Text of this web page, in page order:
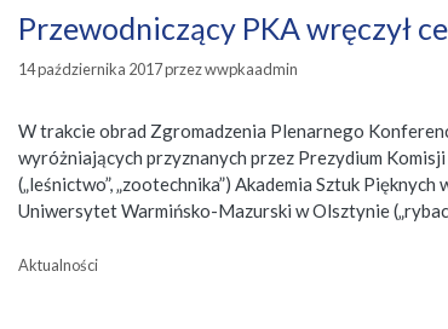
Przewodniczący PKA wręczył
14 października 2017przezwwpkaadmin
W trakcie obrad Zgromadzenia Plenarnego
wyróżniających przyznanych przez Prezydium
(„leśnictwo”, „zootechnika”) Akademia Sztuk
Uniwersytet Warmińsko-Mazurski w Olsztynie
Kategorie
Aktualności